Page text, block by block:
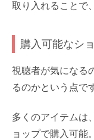
取り入れることで
購入可能なシ
視聴者が気になる
るのかという点で
多くのアイテムは
ョップで購入可能。